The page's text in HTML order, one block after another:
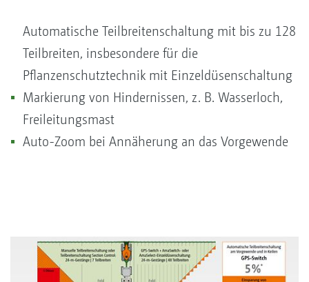
Automatische Teilbreitenschaltung mit bis zu 128
Teilbreiten, insbesondere für die
Pflanzenschutztechnik mit Einzeldüsenschaltung
Markierung von Hindernissen, z. B. Wasserloch,
Freileitungsmast
Auto-Zoom bei Annäherung an das Vorgewende